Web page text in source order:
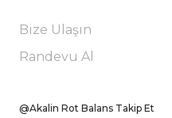
Bize Ulaşın
Randevu Al
@Akalin Rot Balans Takip Et